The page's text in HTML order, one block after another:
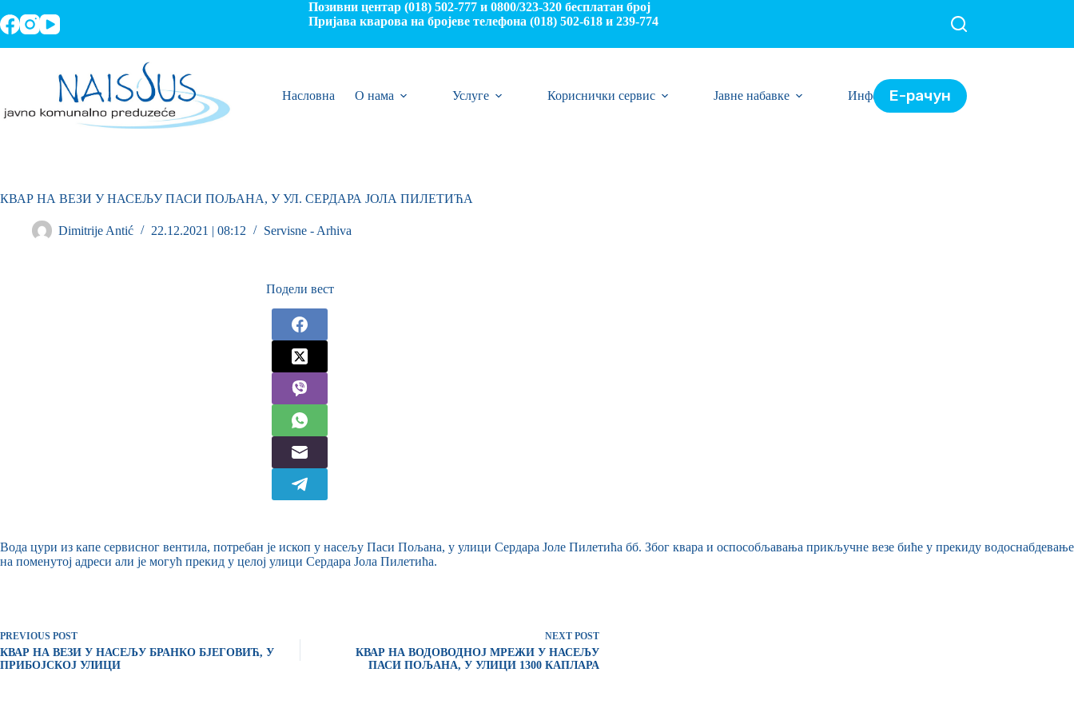
Позивни центар (018) 502-777 и 0800/323-320 бесплатан број
Пријава кварова на бројеве телефона (018) 502-618 и 239-774
Насловна О нама Услуге Кориснички сервис Јавне набавке ИнформацијеЕ-рачун
КВАР НА ВЕЗИ У НАСЕЉУ ПАСИ ПОЉАНА, У УЛ. СЕРДАРА ЈОЛА ПИЛЕТИЋА
Dimitrije Antić 22.12.2021 | 08:12 Servisne - Arhiva
Подели вест
Вода цури из капе сервисног вентила, потребан је ископ у насељу Паси Пољана, у улици Сердара Јоле Пилетића бб. Због квара и оспособљавања прикључне везе биће у прекиду водоснабдевање
на поменутој адреси али је могућ прекид у целој улици Сердара Јола Пилетића.
PREVIOUS POST
КВАР НА ВЕЗИ У НАСЕЉУ БРАНКО БЈЕГОВИЋ, У
ПРИБОЈСКОЈ УЛИЦИ
NEXT POST
КВАР НА ВОДОВОДНОЈ МРЕЖИ У НАСЕЉУ
ПАСИ ПОЉАНА, У УЛИЦИ 1300 КАПЛАРА